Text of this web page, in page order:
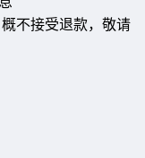
不接受退款，敬请